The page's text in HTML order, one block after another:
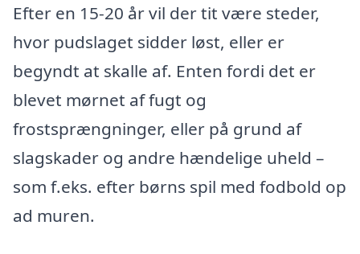
Efter en 15-20 år vil der tit være steder,
hvor pudslaget sidder løst, eller er
begyndt at skalle af. Enten fordi det er
blevet mørnet af fugt og
frostsprængninger, eller på grund af
slagskader og andre hændelige uheld –
som f.eks. efter børns spil med fodbold op
ad muren.